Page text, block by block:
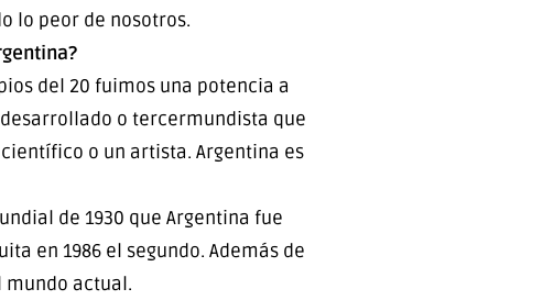
lo peor de nosotros.
del 20 fuimos una potencia a
o tercermundista que
o un artista. Argentina es
de 1930 que Argentina fue
en 1986 el segundo. Además de
actual.